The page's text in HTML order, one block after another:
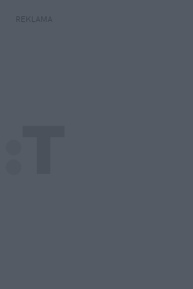
REKLAMA